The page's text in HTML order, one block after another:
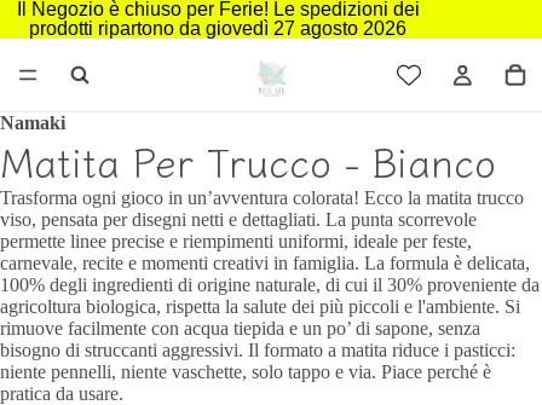
Il Negozio è chiuso per Ferie! Le spedizioni dei
prodotti ripartono da giovedì 27 agosto 2026
Namaki
Matita Per Trucco - Bianco
Trasforma ogni gioco in un’avventura colorata! Ecco la matita trucco
viso, pensata per disegni netti e dettagliati. La punta scorrevole
permette linee precise e riempimenti uniformi, ideale per feste,
carnevale, recite e momenti creativi in famiglia. La formula è delicata,
100% degli ingredienti di origine naturale, di cui il 30% proveniente da
agricoltura biologica, rispetta la salute dei più piccoli e l'ambiente. Si
rimuove facilmente con acqua tiepida e un po’ di sapone, senza
bisogno di struccanti aggressivi. Il formato a matita riduce i pasticci:
niente pennelli, niente vaschette, solo tappo e via. Piace perché è
pratica da usare.